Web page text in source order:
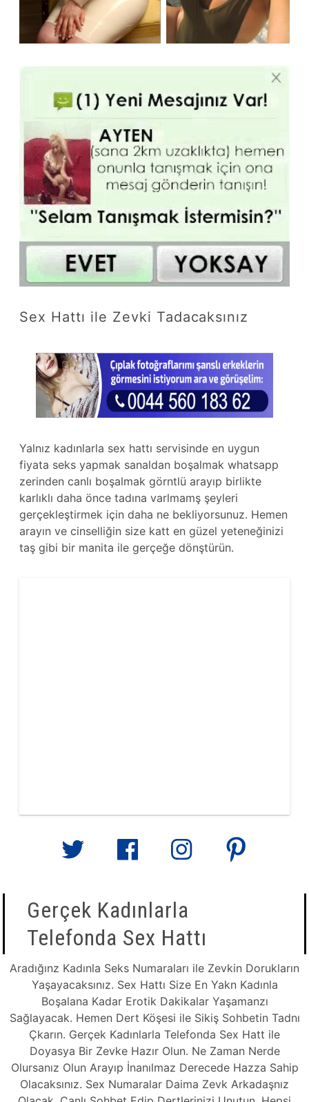
Sex Hattı ile Zevki Tadacaksınız
Yalnız kadınlarla sex hattı servisinde en uygun
fiyata seks yapmak sanaldan boşalmak whatsapp
zerinden canlı boşalmak görntlü arayıp birlikte
karlıklı daha önce tadına varlmamş şeyleri
gerçekleştirmek için daha ne bekliyorsunuz. Hemen
arayın ve cinselliğin size katt en güzel yeteneğinizi
taş gibi bir manita ile gerçeğe dönştürün.
Gerçek Kadınlarla
Telefonda Sex Hattı
Aradığınz Kadınla Seks Numaraları ile Zevkin Dorukların
Yaşayacaksınız. Sex Hattı Size En Yakn Kadınla
Boşalana Kadar Erotik Dakikalar Yaşamanzı
Sağlayacak. Hemen Dert Köşesi ile Sikiş Sohbetin Tadnı
Çkarın. Gerçek Kadınlarla Telefonda Sex Hatt ile
Doyasya Bir Zevke Hazır Olun. Ne Zaman Nerde
Olursanız Olun Arayıp İnanılmaz Derecede Hazza Sahip
Olacaksınız. Sex Numaralar Daima Zevk Arkadaşnız